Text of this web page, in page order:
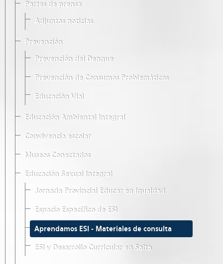
Partes de prensa
Adjuntos noticias
Prevención
Prevención del Dengue
Prevención de Consumos Problemáticos
Educación Vial
Educación Ambiental Integral
Convivencia escolar
Museos Conectados
Educación Sexual Integral
Jornada Provincial Educar en Igualdad
Espacio Específico de ESI
Aprendamos ESI - Materiales de consulta
ESI y Desarrollo Curricular en Salta